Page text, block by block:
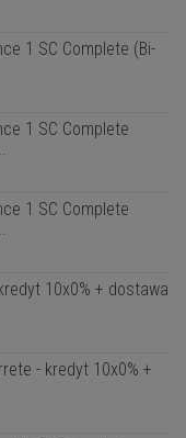
1 SC Complete (Bi-
1 SC Complete
1 SC Complete
10x0% + dostawa
- kredyt 10x0% +